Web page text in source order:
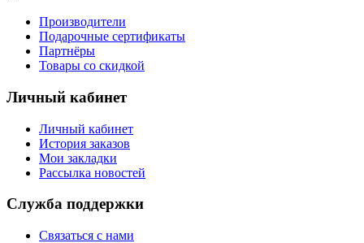
Производители
Подарочные сертификаты
Партнёры
Товары со скидкой
Личный кабинет
Личный кабинет
История заказов
Мои закладки
Рассылка новостей
Служба поддержки
Связаться с нами